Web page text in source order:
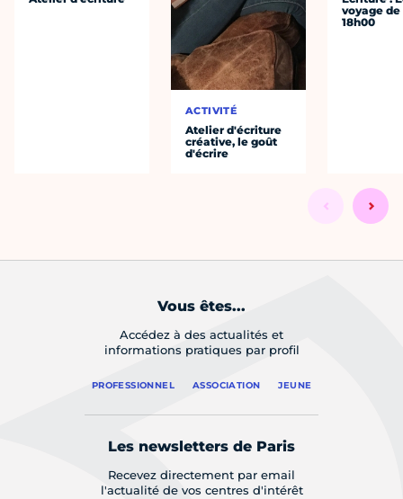
ACTIVITÉ
Atelier d'écriture
créative, le goût
d'écrire
voyage de
18h00
Vous êtes...
Accédez à des actualités et
informations pratiques par profil
PROFESSIONNEL ASSOCIATION JEUNE
Les newsletters de Paris
Recevez directement par email
l'actualité de vos centres d'intérêt